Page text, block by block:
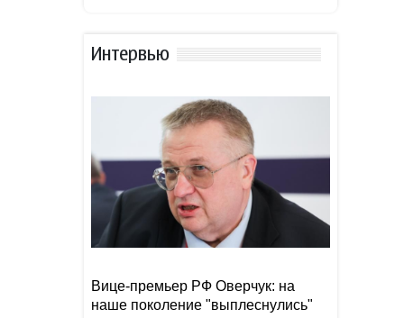
БАДах
Прибыль Агентства DOST
сократилась на 40%
Эрдоган: Мекканское
соглашение о коллективной
обороне открыто для новых
участников
Интервью
Вице-премьер РФ Оверчук: на
наше поколение "выплеснулись"